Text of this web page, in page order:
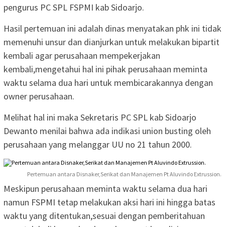
pengurus PC SPL FSPMI kab Sidoarjo.
Hasil pertemuan ini adalah dinas menyatakan phk ini tidak
memenuhi unsur dan dianjurkan untuk melakukan bipartit
kembali agar perusahaan mempekerjakan
kembali,mengetahui hal ini pihak perusahaan meminta
waktu selama dua hari untuk membicarakannya dengan
owner perusahaan.
Melihat hal ini maka Sekretaris PC SPL kab Sidoarjo
Dewanto menilai bahwa ada indikasi union busting oleh
perusahaan yang melanggar UU no 21 tahun 2000.
Pertemuan antara Disnaker,Serikat dan Manajemen Pt Aluvindo Extrussion.
Meskipun perusahaan meminta waktu selama dua hari
namun FSPMI tetap melakukan aksi hari ini hingga batas
waktu yang ditentukan,sesuai dengan pemberitahuan